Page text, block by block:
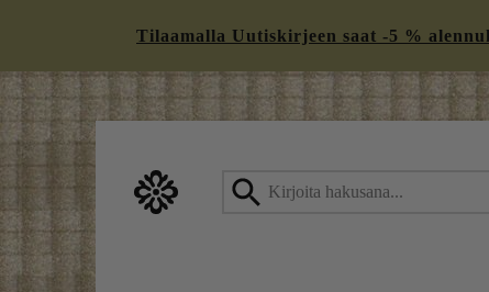
Tilaamalla Uutiskirjeen saat -5 %
to